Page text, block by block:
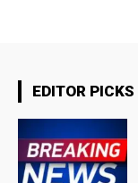
EDITOR PICKS